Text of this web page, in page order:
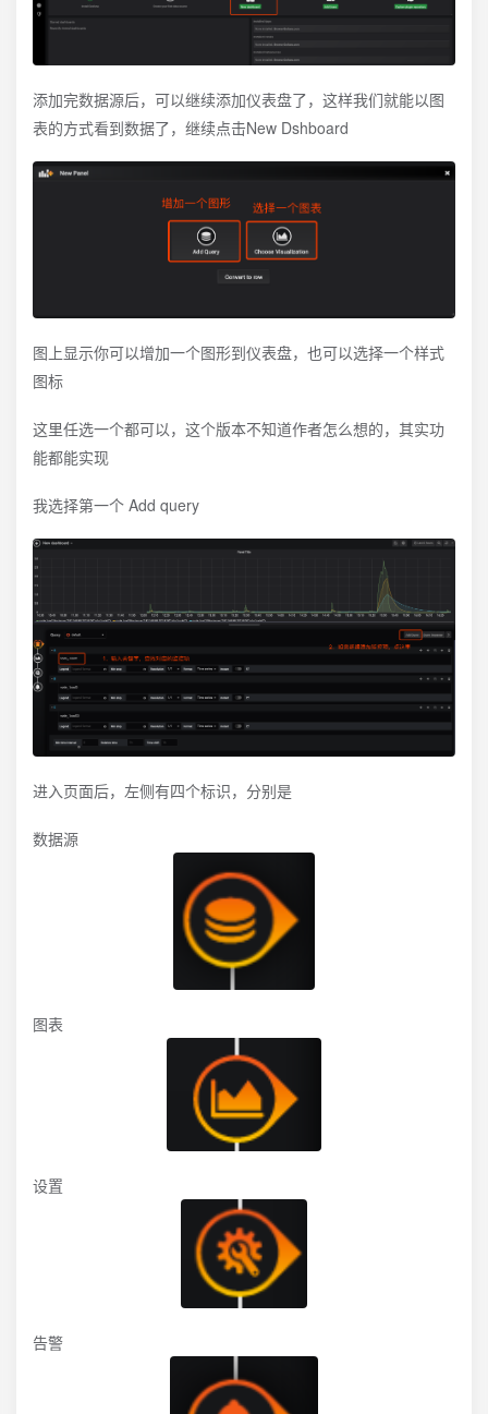
添加完数据源后，可以继续添加仪表盘了，这样我们就能以图
表的方式看到数据了，继续点击New Dshboard
图上显示你可以增加一个图形到仪表盘，也可以选择一个样式
图标
这里任选一个都可以，这个版本不知道作者怎么想的，其实功
能都能实现
我选择第一个 Add query
进入页面后，左侧有四个标识，分别是
数据源
图表
设置
告警